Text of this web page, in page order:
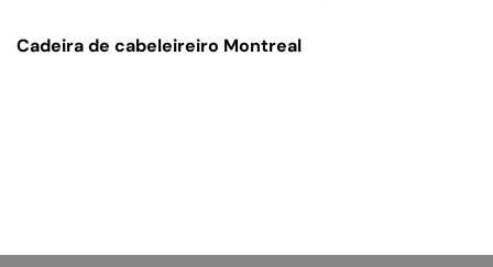
Cadeira de cabeleireiro Montreal